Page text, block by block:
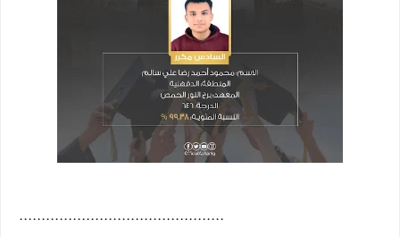
..............................................